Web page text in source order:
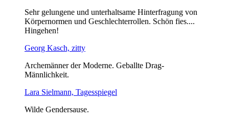
Sehr gelungene und unterhaltsame Hinterfragung von
Körpernormen und Geschlechterrollen. Schön fies....
Hingehen!
Georg Kasch, zitty
Archemänner der Moderne. Geballte Drag-
Männlichkeit.
Lara Sielmann, Tagesspiegel
Wilde Gendersause.